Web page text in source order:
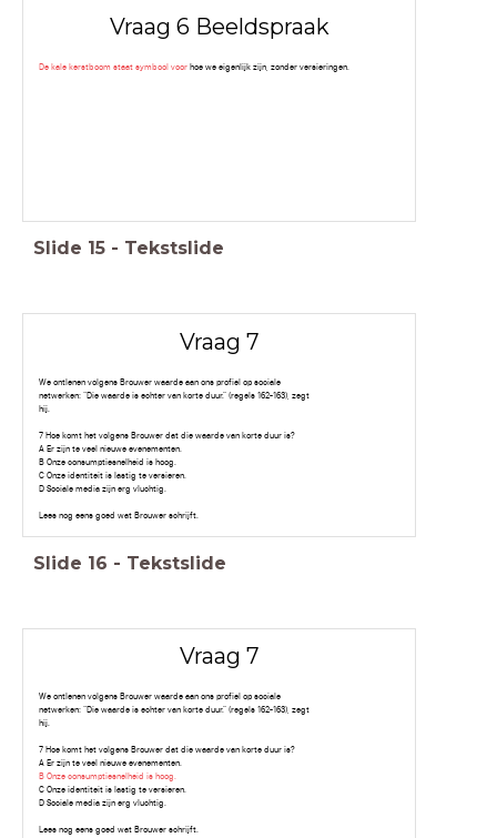
Vraag 6 Beeldspraak
De kale kerstboom staat symbool voorhoe we eigenlijk zijn, zonder versieringen.
Slide 15 - Tekstslide
Vraag 7
We ontlenen volgens Brouwer waarde aan ons profiel op sociale
netwerken: “Die waarde is echter van korte duur.” (regels 162-163), zegt
hij.
7 Hoe komt het volgens Brouwer dat die waarde van korte duur is?
A Er zijn te veel nieuwe evenementen.
B Onze consumptiesnelheid is hoog.
C Onze identiteit is lastig te versieren.
D Sociale media zijn erg vluchtig.
Lees nog eens goed wat Brouwer schrijft.
Slide 16 - Tekstslide
Vraag 7
We ontlenen volgens Brouwer waarde aan ons profiel op sociale
netwerken: “Die waarde is echter van korte duur.” (regels 162-163), zegt
hij.
7 Hoe komt het volgens Brouwer dat die waarde van korte duur is?
A Er zijn te veel nieuwe evenementen.
B Onze consumptiesnelheid is hoog.
C Onze identiteit is lastig te versieren.
D Sociale media zijn erg vluchtig.
Lees nog eens goed wat Brouwer schrijft.